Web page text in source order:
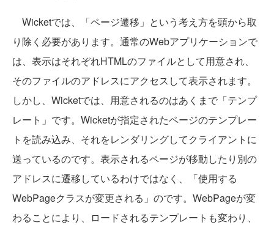
Wicketでは、「ページ遷移」という考え方を頭から取
り除く必要があります。通常のWebアプリケーションで
は、表示はそれぞれHTMLのファイルとして用意され、
そのファイルのアドレスにアクセスして表示されます。
しかし、Wicketでは、用意されるのはあくまで「テンプ
レート」です。Wicketが指定されたページのテンプレー
トを読み込み、それをレンダリングしてクライアントに
送っているのです。表示されるページが移動したり別の
アドレスに遷移しているわけではなく、「使用する
WebPageクラスが変更される」のです。WebPageが変
わることにより、ロードされるテンプレートも変わり、